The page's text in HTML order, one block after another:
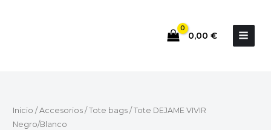
0,00 €
Inicio / Accesorios / Tote bags / Tote DEJAME VIVIR
Negro/Blanco
VIVIR
Negro/Blanco